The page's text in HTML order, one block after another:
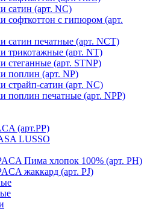
сатин (арт. NC)
софткоттон с гипюром (арт.
сатин печатные (арт. NCT)
трикотажные (арт. NT)
стеганные (арт. STNP)
поплин (арт. NP)
страйп-сатин (арт. NC)
поплин печатные (арт. NPP)
(арт.PP)
LUSSO
Пима хлопок 100% (арт. PH)
жаккард (арт. PJ)